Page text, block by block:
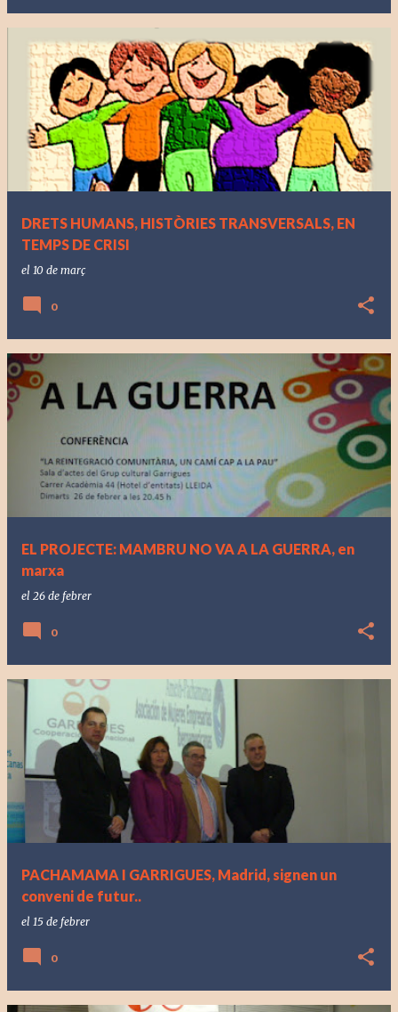
DRETS HUMANS, HISTÒRIES TRANSVERSALS, EN
TEMPS DE CRISI
el 10 de març
0
EL PROJECTE: MAMBRU NO VA A LA GUERRA, en
marxa
el 26 de febrer
0
PACHAMAMA I GARRIGUES, Madrid, signen un
conveni de futur..
el 15 de febrer
0